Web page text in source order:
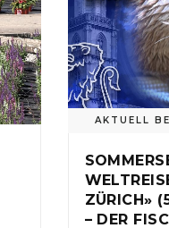
AKTUELL
ZÜRICH»
– DER